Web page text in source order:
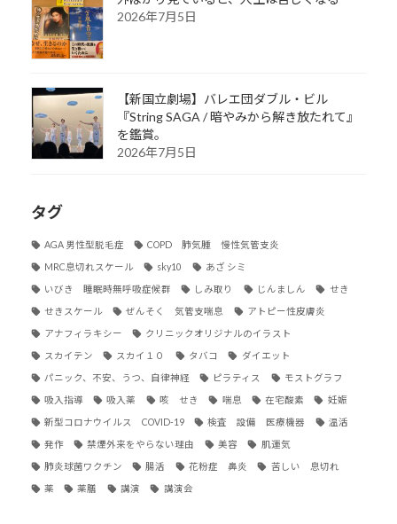
2026年7月5日
【新国立劇場】バレエ団ダブル・ビル
『String SAGA / 暗やみから解き放たれて』
を鑑賞。
2026年7月5日
タグ
AGA 男性型脱毛症 COPD 肺気腫 慢性気管支炎
MRC息切れスケール sky10 あざ シミ
いびき 睡眠時無呼吸症候群 しみ取り じんましん せき
せきスケール ぜんそく 気管支喘息 アトピー性皮膚炎
アナフィラキシー クリニックオリジナルのイラスト
スカイテン スカイ１０ タバコ ダイエット
パニック、不安、うつ、自律神経 ピラティス モストグラフ
吸入指導 吸入薬 咳 せき 喘息 在宅酸素 妊娠
新型コロナウイルス COVID-19 検査 設備 医療機器 温活
発作 禁煙外来をやらない理由 美容 肌運気
肺炎球菌ワクチン 腸活 花粉症 鼻炎 苦しい 息切れ
薬 薬膳 講演 講演会